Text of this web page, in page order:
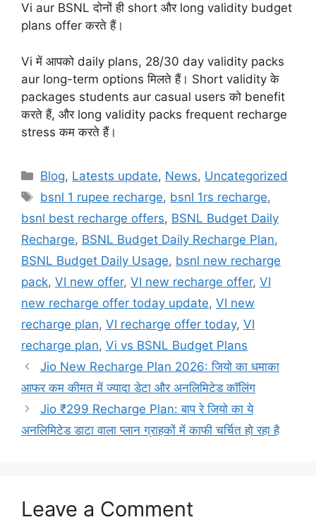
Vi aur BSNL दोनों ही short और long validity budget
plans offer करते हैं।
Vi में आपको daily plans, 28/30 day validity packs
aur long-term options मिलते हैं। Short validity के
packages students aur casual users को benefit
करते हैं, और long validity packs frequent recharge
stress कम करते हैं।
Categories
Blog, Latests update, News, Uncategorized
Tags
bsnl 1 rupee recharge, bsnl 1rs recharge,
bsnl best recharge offers, BSNL Budget Daily
Recharge, BSNL Budget Daily Recharge Plan,
BSNL Budget Daily Usage, bsnl new recharge
pack, VI new offer, VI new recharge offer, VI
new recharge offer today update, VI new
recharge plan, VI recharge offer today, VI
recharge plan, Vi vs BSNL Budget Plans
Jio New Recharge Plan 2026: जियो का धमाका
आफर कम कीमत में ज्यादा डेटा और अनलिमिटेड कॉलिंग
Jio ₹299 Recharge Plan: बाप रे जियो का ये
अनलिमिटेड डाटा वाला प्लान ग्राहकों में काफी चर्चित हो रहा है
Leave a Comment